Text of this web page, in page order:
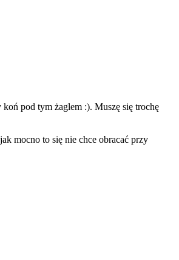
pod tym żaglem :). Muszę się trochę
mocno to się nie chce obracać przy